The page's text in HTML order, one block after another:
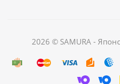
2026 © SAMURA -